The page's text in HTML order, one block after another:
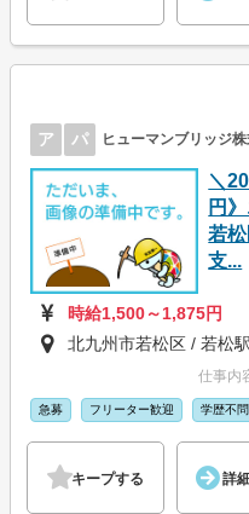
ア パ ヒューマンブリッジ
＼
円
若
支...
時給1,500～1,875円
北九州市若松区 / 若松駅
仕事内
急募 フリーター歓迎 学歴不問
キープする 詳